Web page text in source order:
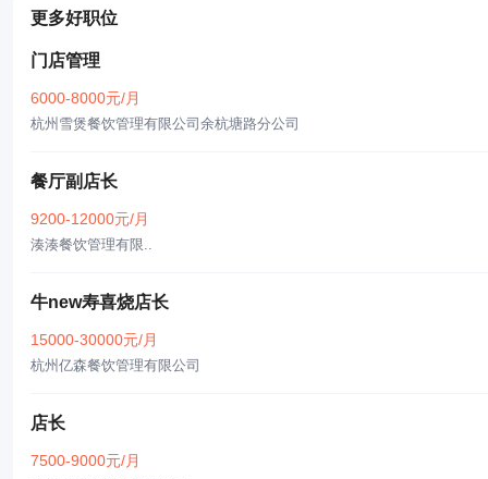
更多好职位
门店管理
6000-8000元/月
杭州雪煲餐饮管理有限公司余杭塘路分公司
餐厅副店长
9200-12000元/月
湊湊餐饮管理有限..
牛new寿喜烧店长
15000-30000元/月
杭州亿森餐饮管理有限公司
店长
7500-9000元/月